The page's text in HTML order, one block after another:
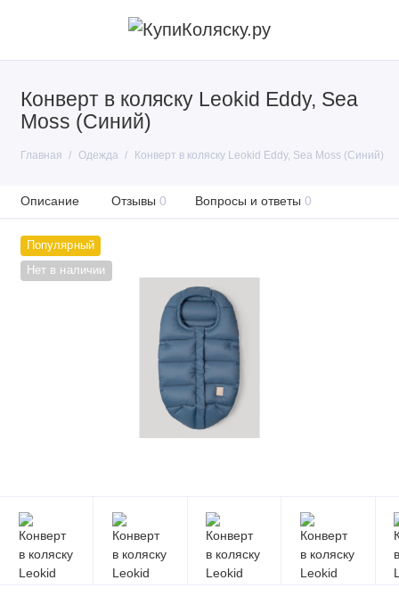
Конверт в коляску Leokid Eddy, Sea
Moss (Синий)
Главная Одежда Конверт в коляску Leokid Eddy, Sea Moss (Синий)
Описание Отзывы 0 Вопросы и ответы 0
Популярный
Нет в наличии